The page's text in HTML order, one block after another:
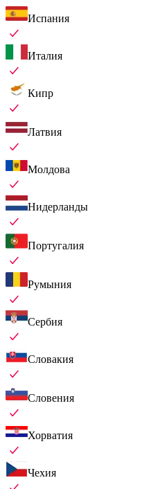
Испания
Италия
Кипр
Латвия
Молдова
Нидерланды
Португалия
Румыния
Сербия
Словакия
Словения
Хорватия
Чехия